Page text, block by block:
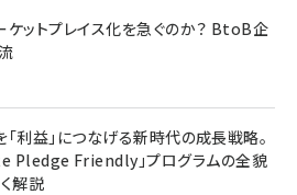
ットプレイス化を急ぐのか？ BtoB企
利益」につなげる新時代の成長戦略。
Pledge Friendly」プログラムの全貌
解説